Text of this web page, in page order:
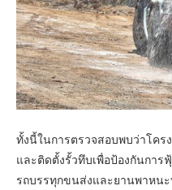
ทั้งนี้ในการตรวจสอบพบว่าโคร
และติดตั้งรั้วทึบเพื่อป้องกันการ
รถบรรทุกขนส่งและยานพาหน